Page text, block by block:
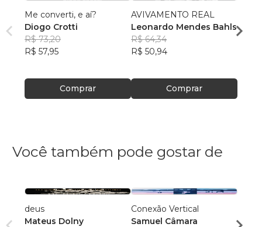
Me converti, e aí?
Diogo Crotti
R$ 73,20
R$ 57,95
Comprar
AVIVAMENTO REAL
Leonardo Mendes Bahls
R$ 64,34
R$ 50,94
Comprar
Otto
Você também pode gostar de
deus
Mateus Dolny
Conexão Vertical
Samuel Câmara